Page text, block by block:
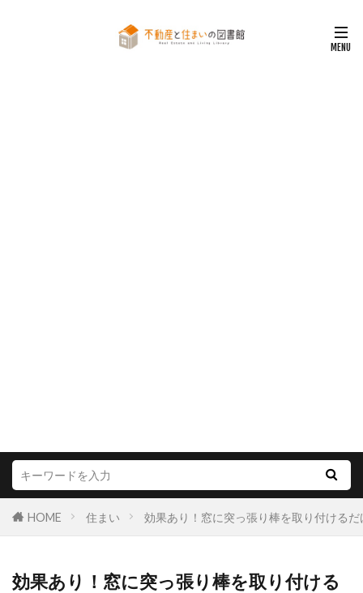
HOME 住まい 効果あり！窓に突っ張り棒を取り付ける
効果あり！窓に突っ張り棒を取り付ける